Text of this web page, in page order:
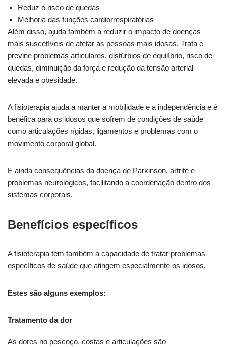
Reduz o risco de quedas
Melhoria das funções cardiorrespiratórias
Além disso, ajuda também a reduzir o impacto de doenças
mais suscetíveis de afetar as pessoas mais idosas. Trata e
previne problemas articulares, distúrbios de equilíbrio, risco de
quedas, diminuição da força e redução da tensão arterial
elevada e obesidade.
A fisioterapia ajuda a manter a mobilidade e a independência e é
benéfica para os idosos que sofrem de condições de saúde
como articulações rígidas, ligamentos e problemas com o
movimento corporal global.
E ainda consequências da doença de Parkinson, artrite e
problemas neurológicos, facilitando a coordenação dentro dos
sistemas corporais.
Benefícios específicos
A fisioterapia tem também a capacidade de tratar problemas
específicos de saúde que atingem especialmente os idosos.
Estes são alguns exemplos:
Tratamento da dor
As dores no pescoço, costas e articulações são